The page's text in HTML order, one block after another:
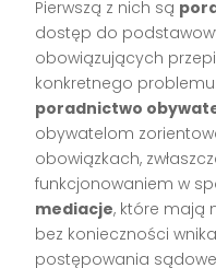
Pierwszą z nich są
dostęp do
obowiązujących
konkretnego
poradnictwo
obywatelom
obowiązkach,
funkcjonowaniem w
mediacje, które mają
bez konieczności
postępowania